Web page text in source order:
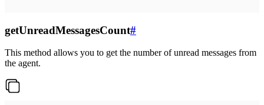
getUnreadMessagesCount#
This method allows you to get the number of unread messages from
the agent.